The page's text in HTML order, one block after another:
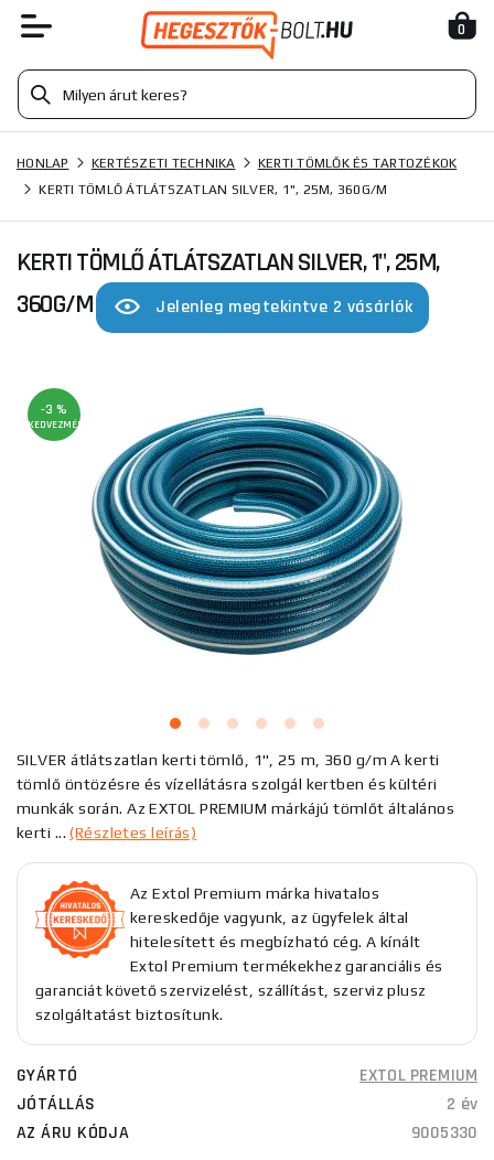
0
HONLAP KERTÉSZETI TECHNIKA
KERTI TÖMLŐK ÉS TARTOZÉKOK
KERTI TÖMLŐ ÁTLÁTSZATLAN SILVER, 1", 25M, 360G/M
KERTI TÖMLŐ ÁTLÁTSZATLAN SILVER, 1", 25M,
360G/M
Jelenleg megtekintve 2 vásárlók
-3 %
KEDVEZMÉNY
SILVER átlátszatlan kerti tömlő, 1", 25 m, 360 g/m A kerti
tömlő öntözésre és vízellátásra szolgál kertben és kültéri
munkák során. Az EXTOL PREMIUM márkájú tömlőt általános
kerti ...(Részletes leírás)
Az Extol Premium márka hivatalos
kereskedője vagyunk, az ügyfelek által
hitelesített és megbízható cég. A kínált
Extol Premium termékekhez garanciális és
garanciát követő szervizelést, szállítást, szerviz plusz
szolgáltatást biztosítunk.
GYÁRTÓ
EXTOL PREMIUM
JÓTÁLLÁS
2 év
AZ ÁRU KÓDJA
9005330